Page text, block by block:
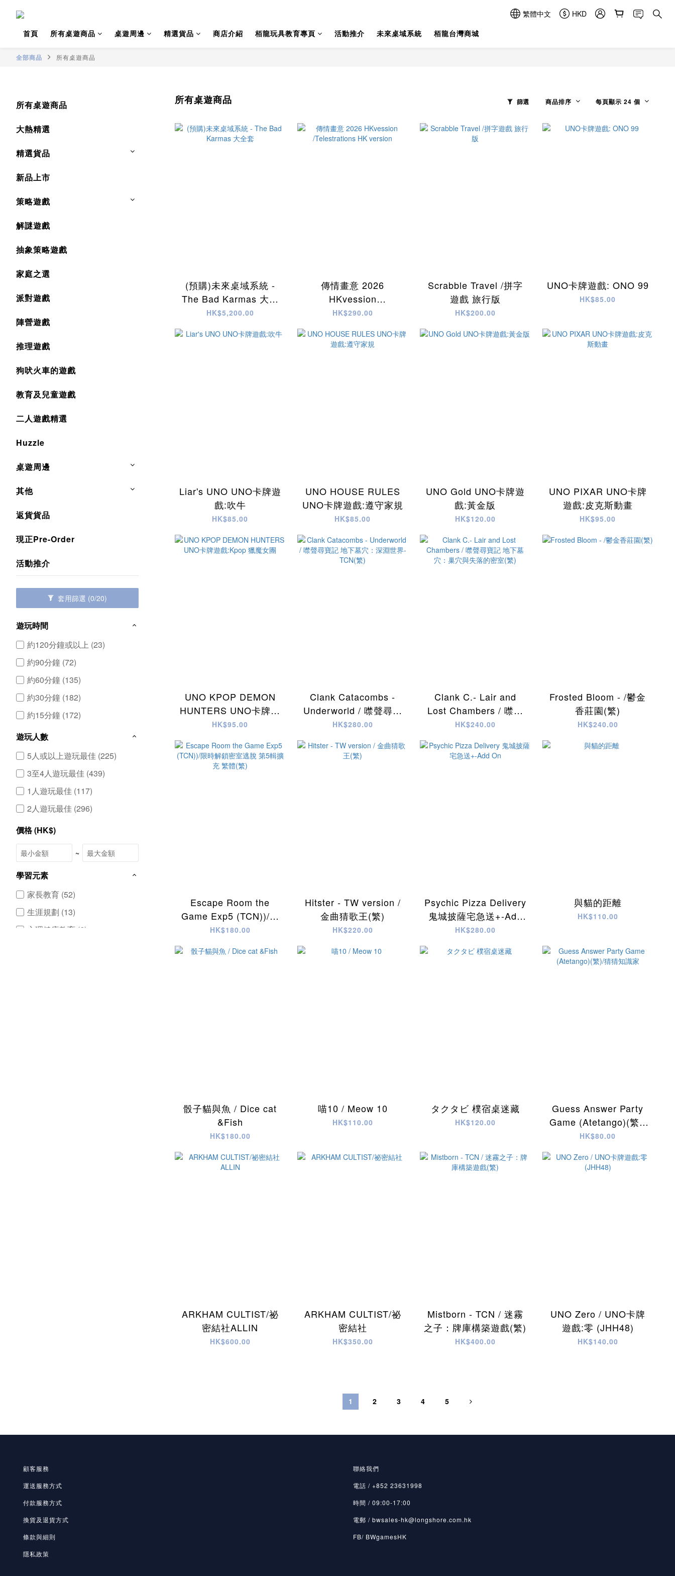
繁體中文
HKD
首頁
所有桌遊商品 桌遊周邊 精選貨品 商店介紹 栢龍玩具教育專頁 活動推介 未來桌域系統 栢龍台灣商城
全部商品 所有桌遊商品
所有桌遊商品
大熱精選
精選貨品
新品上市
策略遊戲
解謎遊戲
抽象策略遊戲
家庭之選
派對遊戲
陣營遊戲
推理遊戲
狗吠火車的遊戲
教育及兒童遊戲
二人遊戲精選
Huzzle
桌遊周邊
其他
返貨貨品
現正Pre-Order
活動推介
套用篩選 (0/20)
遊玩時間
約120分鐘或以上 (23)
約90分鐘 (72)
約60分鐘 (135)
約30分鐘 (182)
約15分鐘 (172)
遊玩人數
5人或以上遊玩最佳 (225)
3至4人遊玩最佳 (439)
1人遊玩最佳 (117)
2人遊玩最佳 (296)
價格 (HK$)
~
學習元素
家長教育 (52)
生涯規劃 (13)
心理健康教育 (6)
所有桌遊商品 篩選 商品排序 每頁顯示 24 個
(預購)未來桌域系統 -
The Bad Karmas 大全
套
HK$5,200.00
傳情畫意 2026
HKvession
/Telestrations HK
HK$290.00
Scrabble Travel /拼字
遊戲 旅行版
HK$200.00
UNO卡牌遊戲: ONO 99
HK$85.00
Liar's UNO UNO卡牌遊
戲:吹牛
HK$85.00
UNO HOUSE RULES
UNO卡牌遊戲:遵守家規
HK$85.00
UNO Gold UNO卡牌遊
戲:黃金版
HK$120.00
UNO PIXAR UNO卡牌
遊戲:皮克斯動畫
HK$95.00
UNO KPOP DEMON
HUNTERS UNO卡牌遊
戲:Kpop 獵魔女團
HK$95.00
Clank Catacombs -
Underworld / 噤聲尋寶
記 地下墓穴：深淵世界-
HK$280.00
Clank C.- Lair and
Lost Chambers / 噤聲
尋寶記 地下墓穴：巢穴
HK$240.00
Frosted Bloom - /鬱金
香莊園(繁)
HK$240.00
Escape Room the
Game Exp5 (TCN))/限
時解鎖密室逃脫 第5輯
HK$180.00
Hitster - TW version /
金曲猜歌王(繁)
HK$220.00
Psychic Pizza Delivery
鬼城披薩宅急送+-Add
On
HK$280.00
與貓的距離
HK$110.00
骰子貓與魚 / Dice cat
&Fish
HK$180.00
喵10 / Meow 10
HK$110.00
タクタビ 樸宿桌迷藏
HK$120.00
Guess Answer Party
Game (Atetango)(繁)/
猜猜知識家
HK$80.00
ARKHAM CULTIST/祕
密結社ALLIN
HK$600.00
ARKHAM CULTIST/祕
密結社
HK$350.00
Mistborn - TCN / 迷霧
之子：牌庫構築遊戲(繁)
HK$400.00
UNO Zero / UNO卡牌
遊戲:零 (JHH48)
HK$140.00
1 2 3 4 5
顧客服務
運送服務方式
付款服務方式
換貨及退貨方式
條款與細則
隱私政策
聯絡我們
電話 / +852 23631998
時間 / 09:00-17:00
電郵 / bwsales-hk@longshore.com.hk
FB/ BWgamesHK